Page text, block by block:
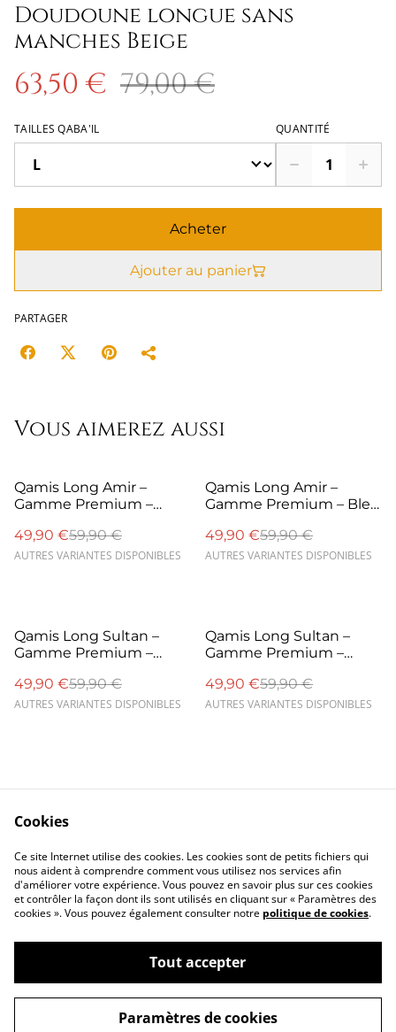
Doudoune longue sans
manches Beige
63,50 € 79,00 €
TAILLES QABA'IL QUANTITÉ
Acheter
Ajouter au panier
PARTAGER
Vous aimerez aussi
%
Qamis Long Amir –
Gamme Premium –
49,90 €59,90 €
AUTRES VARIANTES DISPONIBLES
%
Qamis Long Amir –
Gamme Premium – Bleu
49,90 €59,90 €
AUTRES VARIANTES DISPONIBLES
%
Qamis Long Sultan –
Gamme Premium –
49,90 €59,90 €
AUTRES VARIANTES DISPONIBLES
%
Qamis Long Sultan –
Gamme Premium –
49,90 €59,90 €
AUTRES VARIANTES DISPONIBLES
Contact
Mentions légales
Confidentialité
Cookies
©2026Closlim
Cookies
Ce site Internet utilise des cookies. Les cookies sont de petits fichiers qui
nous aident à comprendre comment vous utilisez nos services afin
d'améliorer votre expérience. Vous pouvez en savoir plus sur ces cookies
et contrôler la façon dont ils sont utilisés en cliquant sur « Paramètres des
cookies ». Vous pouvez également consulter notre politique de cookies.
Tout accepter
Paramètres de cookies